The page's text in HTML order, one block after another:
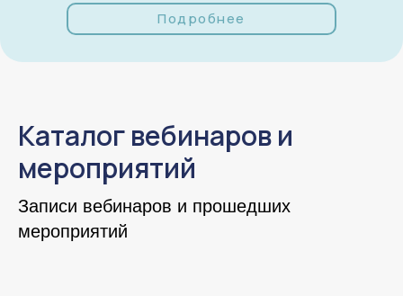
Подробнее
Каталог вебинаров и
мероприятий
Записи вебинаров и прошедших
мероприятий